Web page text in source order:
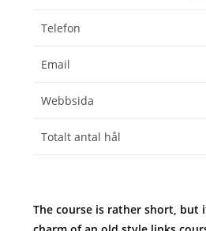
Telefon
Email
Webbsida
Totalt antal hål
The course is rather short, but